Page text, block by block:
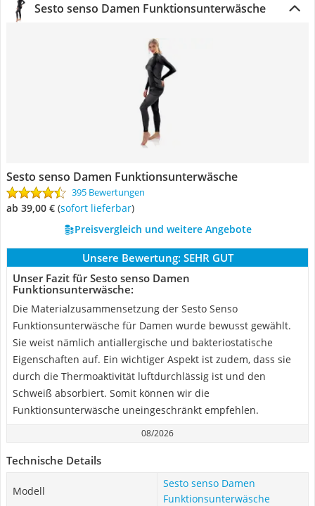
Sesto senso Damen Funktionsunterwäsche
Sesto senso Damen Funktionsunterwäsche
395 Bewertungen
ab 39,00 € ( Sofort lieferbar)
Preisvergleich und weitere Angebote
Unsere Bewertung: SEHR GUT
Unser Fazit für Sesto senso Damen
Funktionsunterwäsche:
Die Materialzusammensetzung der Sesto Senso
Funktionsunterwäsche für Damen wurde bewusst gewählt.
Sie weist nämlich antiallergische und bakteriostatische
Eigenschaften auf. Ein wichtiger Aspekt ist zudem, dass sie
durch die Thermoaktivität luftdurchlässig ist und den
Schweiß absorbiert. Somit können wir die
Funktionsunterwäsche uneingeschränkt empfehlen.
08/2026
Technische Details
Modell
Sesto senso Damen
Funktionsunterwäsche